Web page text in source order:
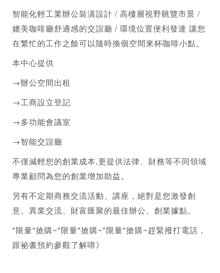
智能化輕工業辦公裝潢設計 / 高樓層視野眺覽市景 /
媲美咖啡廳舒適感的交誼廳 / 環境位置便利發達 讓您
在繁忙的工作之餘可以隨時換個空間來杯咖啡小點。
本中心提供
→辦公空間出租
→工商設立登記
→多功能會議室
→智能交誼廳
不僅減輕您的創業成本,更提供法律、財務等不同領域
專業顧問為您的創業增加助益。
另有不定期商務交流活動、講座，絕對是您激發創
意、異業交流、財富匯聚的最佳辦公、創業據點。
"限量"搶購~"限量"搶購~"限量"搶購~趕緊撥打電話，
跟祕書預約參觀了解唷》